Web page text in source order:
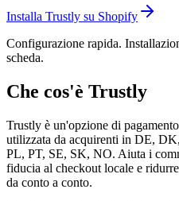
Installa Trustly su Shopify
Configurazione rapida.
scheda.
Che cos'è Trustly
Trustly è un'opzione di
utilizzata da acquirenti in DE,
PL, PT, SE, SK, NO. Aiuta i
fiducia al checkout locale e
da conto a conto.